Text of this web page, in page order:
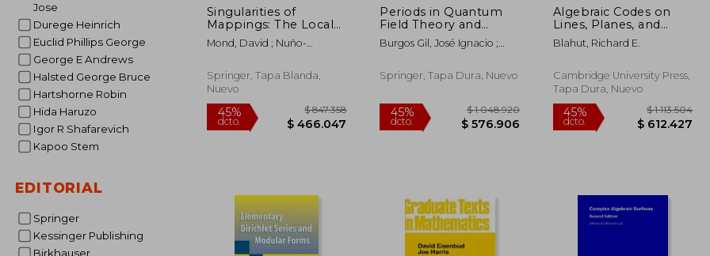
Jose
Durege Heinrich
Euclid Phillips George
George E Andrews
Halsted George Bruce
Hartshorne Robin
Hida Haruzo
Igor R Shafarevich
Kapoo Stem
EDITORIAL
Springer
Kessinger Publishing
Birkhauser
Singularities of
Mappings: The Local
Behaviour of Smooth
and Complex Analytic
Mond, David ; Nuño-
Springer, Tapa Blanda,
Nuevo
45%
dcto.
Periods in Quantum
Field Theory and
Arithmetic: Icmat,
Madrid, Spain,
December 19, 2014
Burgos Gil, José Ignacio ;
Gangl, Herbert
Springer, Tapa Dura, Nuevo
45%
dcto.
Algebraic Codes on
Lines, Planes, and
Curves: An
Engineering
Blahut, Richard E.
Cambridge University Press,
Tapa Dura, Nuevo
45%